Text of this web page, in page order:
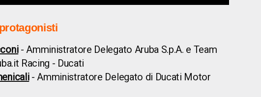
- Amministratore Delegato Aruba S.p.A. e Team
Racing - Ducati
- Amministratore Delegato di Ducati Motor